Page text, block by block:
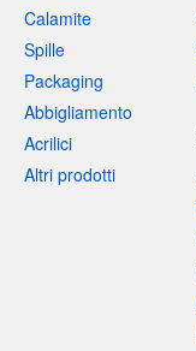
Calamite
Spille
Packaging
Abbigliamento
Acrilici
Altri prodotti